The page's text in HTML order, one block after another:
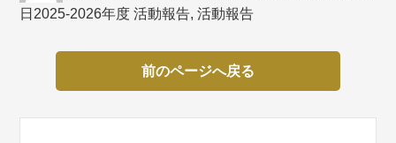
者
日:
日 カ
2025-2026年度 活動報告,活動報告
前のページへ戻る